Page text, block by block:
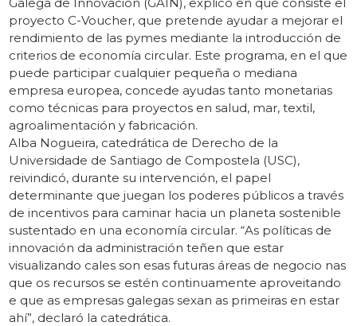
proyecto C-Voucher, que pretende ayudar a mejorar el
rendimiento de las pymes mediante la introducción de
criterios de economía circular. Este programa, en el que
puede participar cualquier pequeña o mediana
empresa europea, concede ayudas tanto monetarias
como técnicas para proyectos en salud, mar, textil,
agroalimentación y fabricación.
Alba Nogueira, catedrática de Derecho de la
Universidade de Santiago de Compostela (USC),
reivindicó, durante su intervención, el papel
determinante que juegan los poderes públicos a través
de incentivos para caminar hacia un planeta sostenible
sustentado en una economía circular. “As políticas de
innovación da administración teñen que estar
visualizando cales son esas futuras áreas de negocio nas
que os recursos se estén continuamente aproveitando
e que as empresas galegas sexan as primeiras en estar
ahí”, declaró la catedrática.